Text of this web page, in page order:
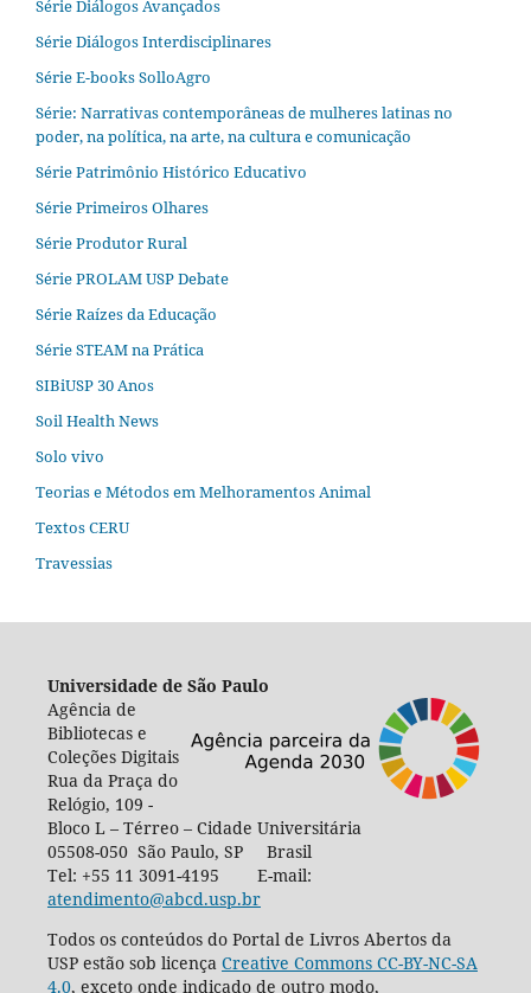
Série Diálogos Avançados
Série Diálogos Interdisciplinares
Série E-books SolloAgro
Série: Narrativas contemporâneas de mulheres latinas no
poder, na política, na arte, na cultura e comunicação
Série Patrimônio Histórico Educativo
Série Primeiros Olhares
Série Produtor Rural
Série PROLAM USP Debate
Série Raízes da Educação
Série STEAM na Prática
SIBiUSP 30 Anos
Soil Health News
Solo vivo
Teorias e Métodos em Melhoramentos Animal
Textos CERU
Travessias
Universidade de São Paulo
Agência de
Bibliotecas e
Coleções Digitais
Rua da Praça do
Relógio, 109 -
Bloco L – Térreo – Cidade Universitária
05508-050 São Paulo, SP Brasil
Tel: +55 11 3091-4195 E-mail:
atendimento@abcd.usp.br
Todos os conteúdos do Portal de Livros Abertos da
USP estão sob licença Creative Commons CC-BY-NC-SA
4.0, exceto onde indicado de outro modo,